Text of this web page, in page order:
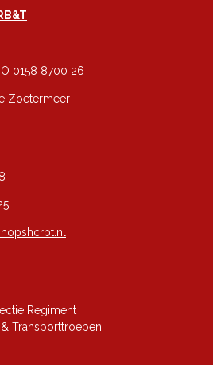
0158 8700 26
Zoetermeer
Regiment
Transporttroepen